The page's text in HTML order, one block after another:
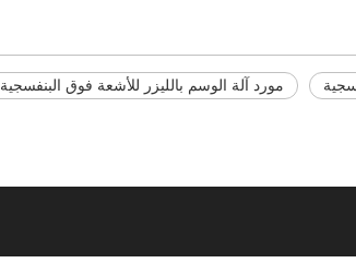
مورد آلة الوسم بالليزر للأشعة فوق البنفسجية